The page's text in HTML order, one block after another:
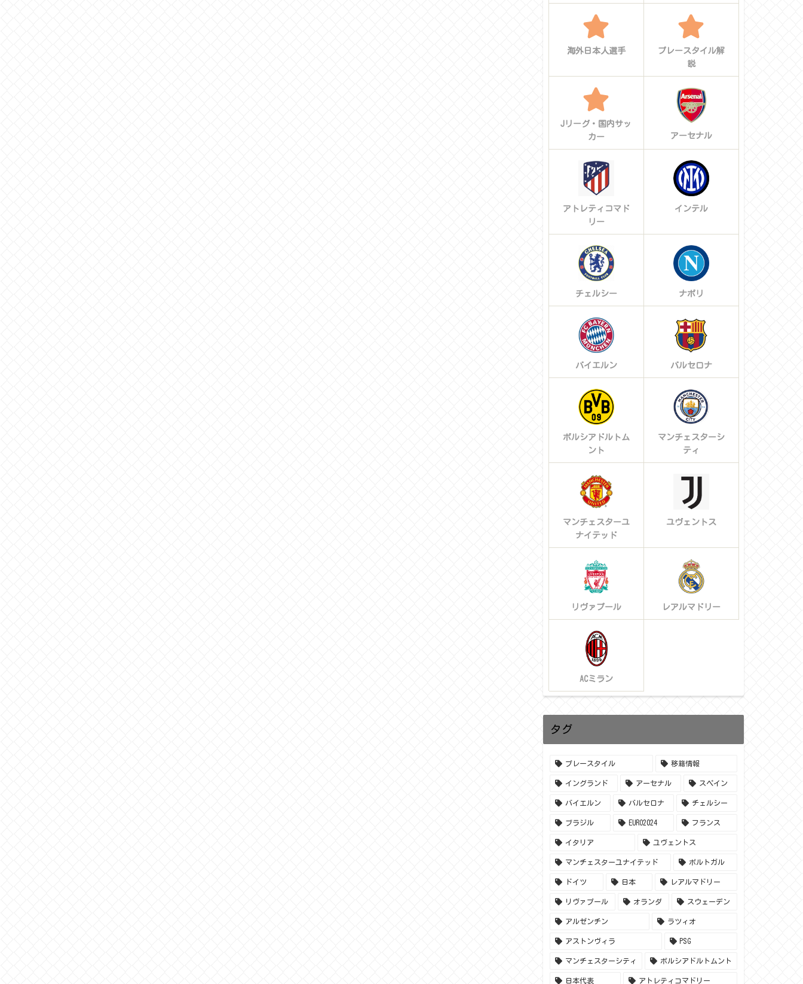
海外日本人選手
プレースタイル解
説
Jリーグ・国内サッ
カー
アーセナル
アトレティコマド
リー
インテル
チェルシー ナポリ
バイエルン バルセロナ
ボルシアドルトム
ント
マンチェスターシ
ティ
マンチェスターユ
ナイテッド
ユヴェントス
リヴァプール レアルマドリー
ACミラン
タグ
プレースタイル 移籍情報
イングランド アーセナル スペイン
バイエルン バルセロナ チェルシー
ブラジル EURO2024 フランス
イタリア ユヴェントス
マンチェスターユナイテッド ポルトガル
ドイツ 日本 レアルマドリー
リヴァプール オランダ スウェーデン
アルゼンチン ラツィオ
アストンヴィラ PSG
マンチェスターシティ ボルシアドルトムント
日本代表 アトレティコマドリー